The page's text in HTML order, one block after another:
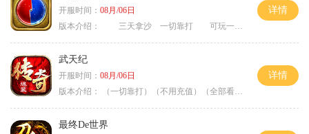
开服时间： 08月/06日
版本介绍：
三天拿沙 一切靠打 可玩一年 〉
详情
武天纪
开服时间： 08月/06日
版本介绍：
（一切靠打）（不用充值）（全部看脸）
详情
最终De世界